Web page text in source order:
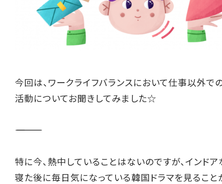
今回は、ワークライフバランスにおいて仕事以外で
活動についてお聞きしてみました☆
――――――――――
特に今、熱中していることはないのですが、インド
寝た後に毎日気になっている韓国ドラマを見ること